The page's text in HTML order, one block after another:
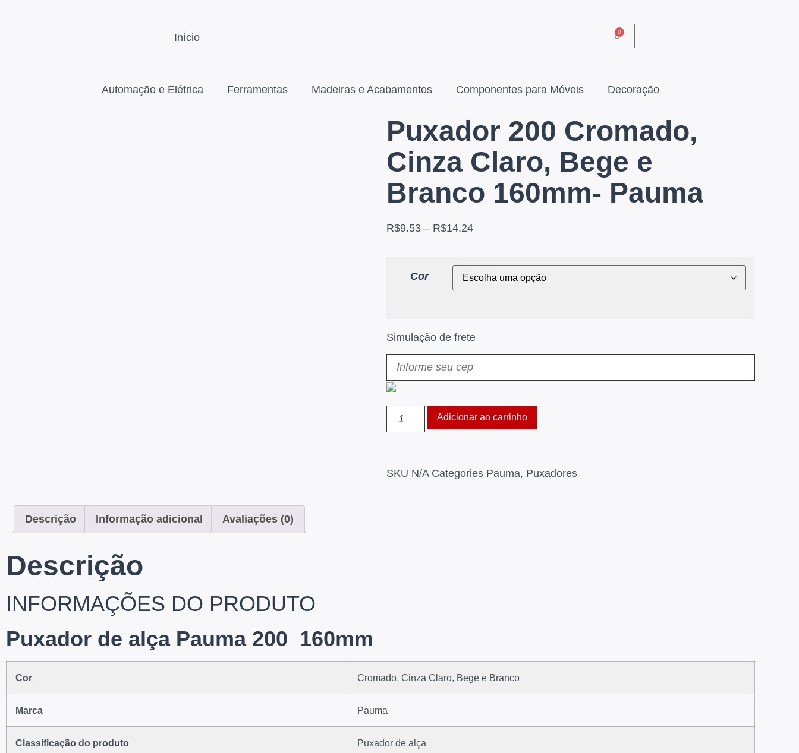
Início 0
Automação e Elétrica Ferramentas Madeiras e Acabamentos Componentes para Móveis Decoração
Puxador 200 Cromado,
Cinza Claro, Bege e
Branco 160mm- Pauma
R$9.53 – R$14.24
Cor
Simulação de frete
Adicionar ao carrinho
SKU N/A Categories Pauma, Puxadores
Descrição Informação adicional Avaliações (0)
Descrição
INFORMAÇÕES DO PRODUTO
Puxador de alça Pauma 200 160mm
Cor Cromado, Cinza Claro, Bege e Branco
Marca Pauma
Classificação do produto Puxador de alça